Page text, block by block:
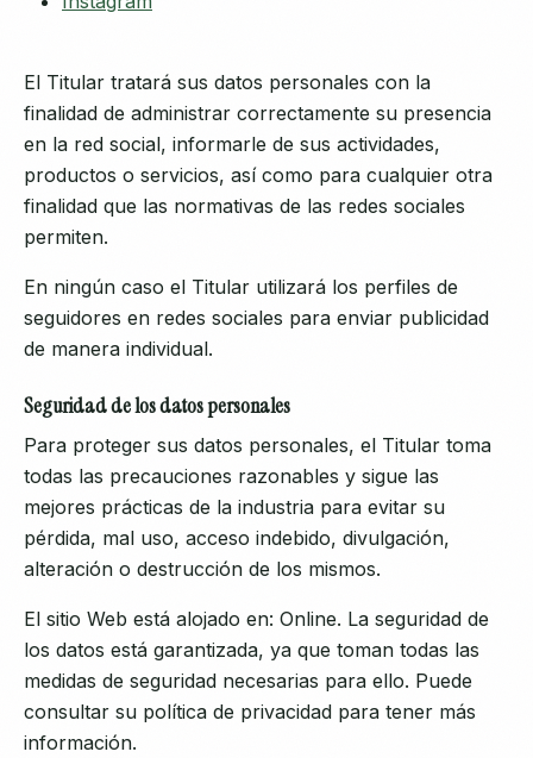
El Titular tratará sus datos personales con la
finalidad de administrar correctamente su presencia
en la red social, informarle de sus actividades,
productos o servicios, así como para cualquier otra
finalidad que las normativas de las redes sociales
permiten.
En ningún caso el Titular utilizará los perfiles de
seguidores en redes sociales para enviar publicidad
de manera individual.
Seguridad de los datos personales
Para proteger sus datos personales, el Titular toma
todas las precauciones razonables y sigue las
mejores prácticas de la industria para evitar su
pérdida, mal uso, acceso indebido, divulgación,
alteración o destrucción de los mismos.
El sitio Web está alojado en: Online. La seguridad de
los datos está garantizada, ya que toman todas las
medidas de seguridad necesarias para ello. Puede
consultar su política de privacidad para tener más
información.